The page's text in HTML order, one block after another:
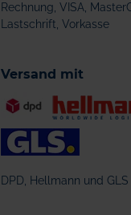
Rechnung, VISA,
Lastschrift, Vorkasse
Versand mit
DPD, Hellmann und GLS